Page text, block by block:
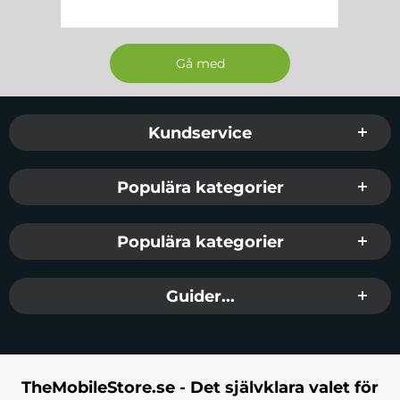
Sidfot Blandad info och länkar
Kundservice
Populära kategorier
Populära kategorier
Guider...
TheMobileStore.se - Det självklara valet för